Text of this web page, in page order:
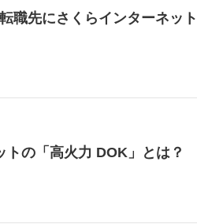
職先にさくらインターネッ
の「高火力 DOK」とは？